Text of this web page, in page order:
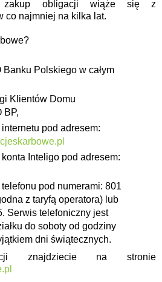
zakup obligacji wiąże się z
co najmniej na kilka lat.
Banku Polskiego w całym
Klientów Domu
BP,
pod adresem:
Inteligo pod adresem:
pod numerami: 801
z taryfą operatora) lub
Serwis telefoniczny jest
do soboty od godziny
dni świątecznych.
znajdziecie na stronie